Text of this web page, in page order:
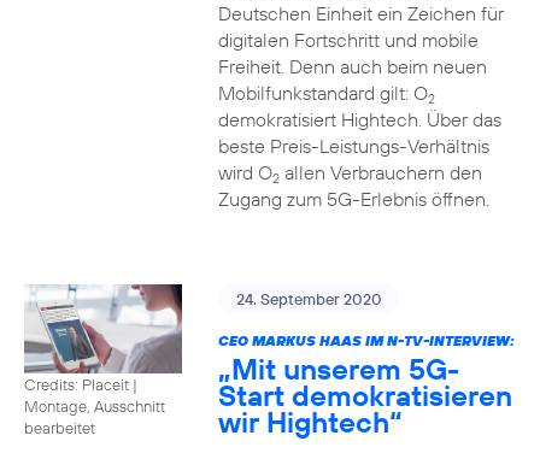
Deutschen Einheit ein Zeichen für
digitalen Fortschritt und mobile
Freiheit. Denn auch beim neuen
Mobilfunkstandard gilt: O2
demokratisiert Hightech. Über das
beste Preis-Leistungs-Verhältnis
wird O2allen Verbrauchern den
Zugang zum 5G-Erlebnis öffnen.
Credits: Placeit |
Montage, Ausschnitt
bearbeitet
24. September 2020
CEO MARKUS HAAS IM N-TV-INTERVIEW:
„Mit unserem 5G-
Start demokratisieren
wir Hightech“